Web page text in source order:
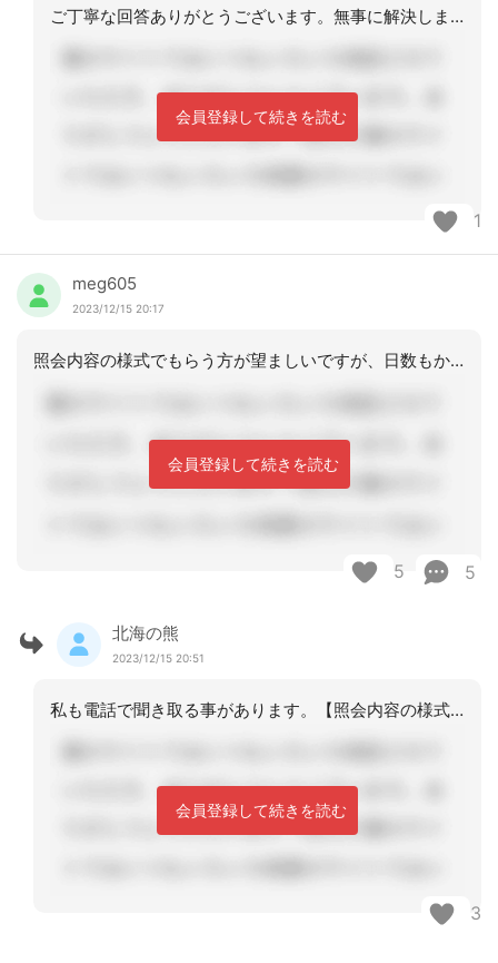
ご丁寧な回答ありがとうございます。無事に解決しました。
会員登録して続きを読む
1
meg605
2023/12/15 20:17
照会内容の様式でもらう方が望ましいですが、日数もかかるし、私も電話で聞き取る事が
会員登録して続きを読む
5 5
北海の熊
2023/12/15 20:51
私も電話で聞き取る事があります。【照会内容の様式でもらう方が望ましいですが、日数
会員登録して続きを読む
3